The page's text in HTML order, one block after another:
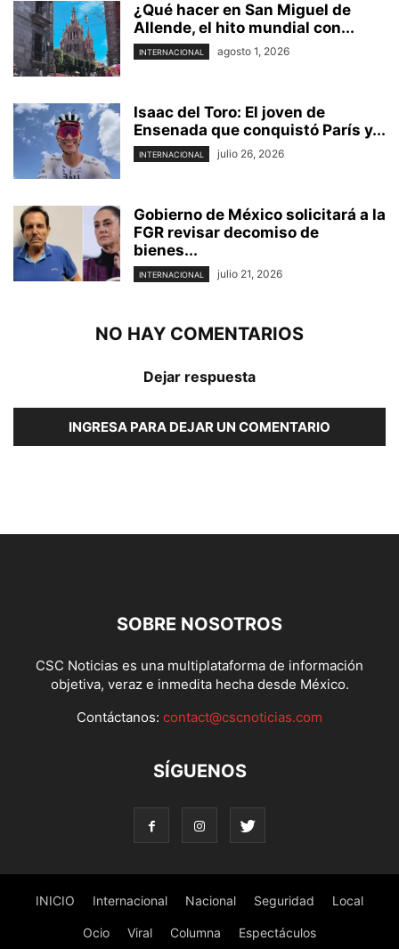
¿Qué hacer en San Miguel de
Allende, el hito mundial con...
INTERNACIONAL agosto 1, 2026
Isaac del Toro: El joven de
Ensenada que conquistó París y...
INTERNACIONAL julio 26, 2026
Gobierno de México solicitará a la
FGR revisar decomiso de
bienes...
INTERNACIONAL julio 21, 2026
NO HAY COMENTARIOS
Dejar respuesta
INGRESA PARA DEJAR UN COMENTARIO
SOBRE NOSOTROS
CSC Noticias es una multiplataforma de información
objetiva, veraz e inmedita hecha desde México.
Contáctanos: contact@cscnoticias.com
SÍGUENOS
INICIO Internacional Nacional Seguridad Local
Ocio Viral Columna Espectáculos